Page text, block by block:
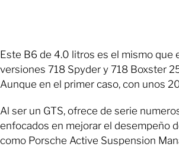
Este B6 de 4.0 litros es el mismo que
versiones 718 Spyder y 718 Boxster
Aunque en el primer caso, con unos
Al ser un GTS, ofrece de serie
enfocados en mejorar el desempeño
como Porsche Active Suspension